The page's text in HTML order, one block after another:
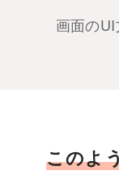
画面の
このよ